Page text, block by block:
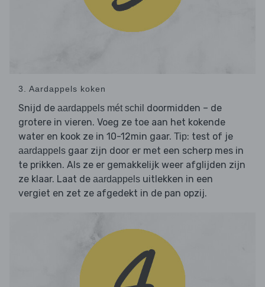
3. Aardappels koken
Snijd de aardappels mét schil doormidden – de
grotere in vieren. Voeg ze toe aan het kokende
water en kook ze in 10-12min gaar. Tip: test of je
aardappels gaar zijn door er met een scherp mes in
te prikken. Als ze er gemakkelijk weer afglijden zijn
ze klaar. Laat de aardappels uitlekken in een
vergiet en zet ze afgedekt in de pan opzij.